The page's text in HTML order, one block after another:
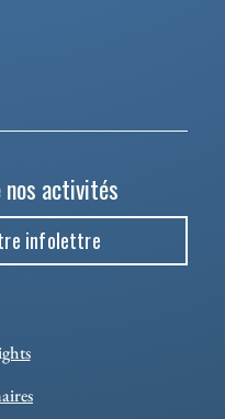
nos activités
infolettre